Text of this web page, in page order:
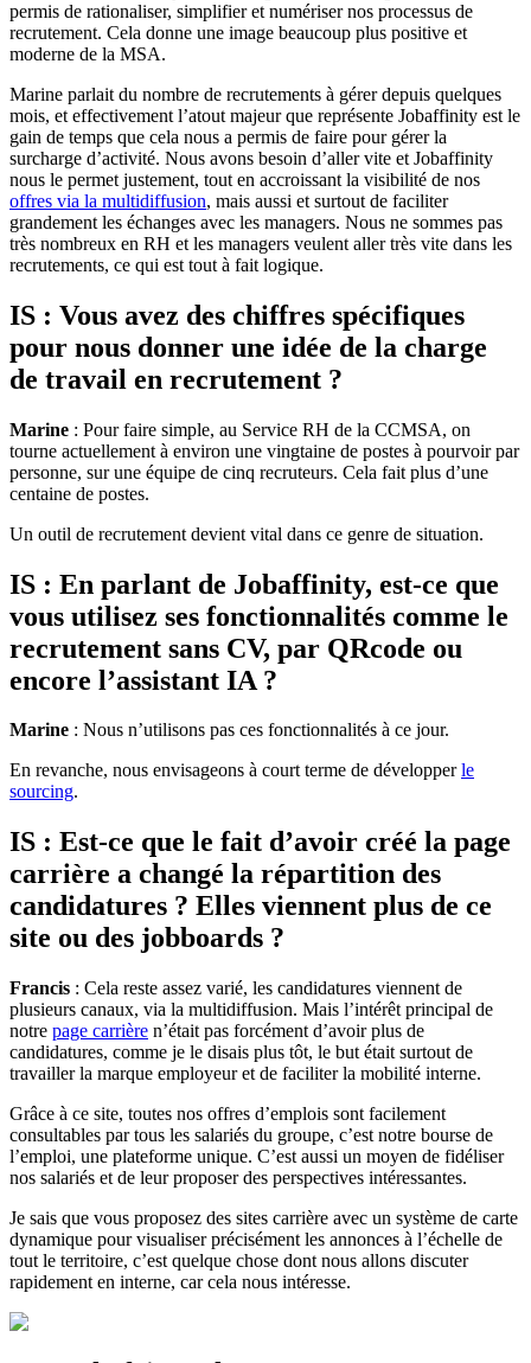
permis de rationaliser, simplifier et numériser nos processus de
recrutement. Cela donne une image beaucoup plus positive et
moderne de la MSA.
Marine parlait du nombre de recrutements à gérer depuis quelques
mois, et effectivement l’atout majeur que représente Jobaffinity est le
gain de temps que cela nous a permis de faire pour gérer la
surcharge d’activité. Nous avons besoin d’aller vite et Jobaffinity
nous le permet justement, tout en accroissant la visibilité de nos
offres via la multidiffusion, mais aussi et surtout de faciliter
grandement les échanges avec les managers. Nous ne sommes pas
très nombreux en RH et les managers veulent aller très vite dans les
recrutements, ce qui est tout à fait logique.
IS : Vous avez des chiffres spécifiques
pour nous donner une idée de la charge
de travail en recrutement ?
Marine : Pour faire simple, au Service RH de la CCMSA, on
tourne actuellement à environ une vingtaine de postes à pourvoir par
personne, sur une équipe de cinq recruteurs. Cela fait plus d’une
centaine de postes.
Un outil de recrutement devient vital dans ce genre de situation.
IS : En parlant de Jobaffinity, est-ce que
vous utilisez ses fonctionnalités comme le
recrutement sans CV, par QRcode ou
encore l’assistant IA ?
Marine : Nous n’utilisons pas ces fonctionnalités à ce jour.
En revanche, nous envisageons à court terme de développerle
sourcing.
IS : Est-ce que le fait d’avoir créé la page
carrière a changé la répartition des
candidatures ? Elles viennent plus de ce
site ou des jobboards ?
Francis : Cela reste assez varié, les candidatures viennent de
plusieurs canaux, via la multidiffusion. Mais l’intérêt principal de
notre page carrière n’était pas forcément d’avoir plus de
candidatures, comme je le disais plus tôt, le but était surtout de
travailler la marque employeur et de faciliter la mobilité interne.
Grâce à ce site, toutes nos offres d’emplois sont facilement
consultables par tous les salariés du groupe, c’est notre bourse de
l’emploi, une plateforme unique. C’est aussi un moyen de fidéliser
nos salariés et de leur proposer des perspectives intéressantes.
Je sais que vous proposez des sites carrière avec un système de carte
dynamique pour visualiser précisément les annonces à l’échelle de
tout le territoire, c’est quelque chose dont nous allons discuter
rapidement en interne, car cela nous intéresse.